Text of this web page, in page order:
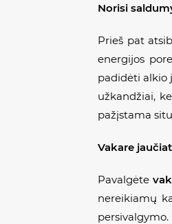
Norisi
Prieš pat
energijos
padidėti alkio
užkandžiai,
pažįstama
Vakare
Pavalgėte
nereikiamų